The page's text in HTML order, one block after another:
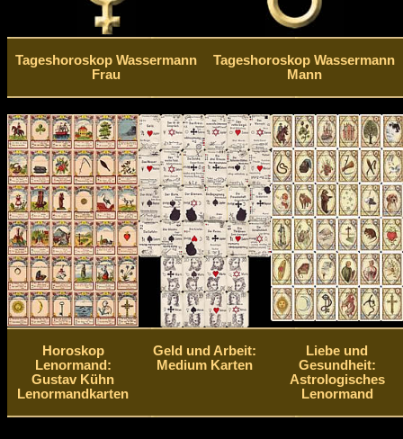
Tageshoroskop Wassermann
Frau
Tageshoroskop Wassermann
Mann
Horoskop
Lenormand:
Gustav Kühn
Lenormandkarten
Geld und Arbeit:
Medium Karten
Liebe und
Gesundheit:
Astrologisches
Lenormand